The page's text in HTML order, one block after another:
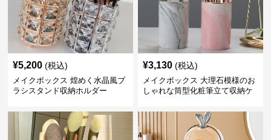
¥5,200 (税込)
メイクボックス 煌めく水晶風ブ
ラシスタンド収納ホルダー
¥3,130 (税込)
メイクボックス 大理石模様のお
しゃれな筒型化粧筆立て収納ケ